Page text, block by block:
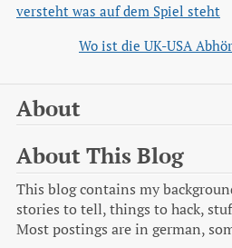
versteht was auf dem Spiel steht
Wo ist die UK-USA
About
About This Blog
This blog contains my
stories to tell, things to hack,
Most postings are in german,